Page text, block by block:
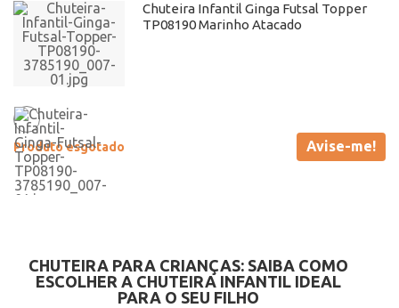
Chuteira Infantil Ginga Futsal Topper
TP08190 Marinho Atacado
Produto esgotado Avise-me!
CHUTEIRA PARA CRIANÇAS: SAIBA COMO
ESCOLHER A CHUTEIRA INFANTIL IDEAL
PARA O SEU FILHO